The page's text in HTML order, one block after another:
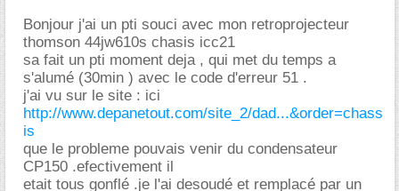
Bonjour j'ai un pti souci avec mon retroprojecteur
thomson 44jw610s chasis icc21
sa fait un pti moment deja , qui met du temps a
s'alumé (30min ) avec le code d'erreur 51 .
j'ai vu sur le site : ici
http://www.depanetout.com/site_2/dad...&order=chass
is
que le probleme pouvais venir du condensateur
CP150 .efectivement il
etait tous gonflé .je l'ai desoudé et remplacé par un